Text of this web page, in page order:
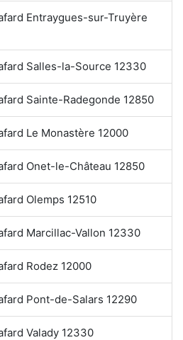
Entraygues-sur-Truyère
Salles-la-Source 12330
Sainte-Radegonde 12850
Le Monastère 12000
Onet-le-Château 12850
Olemps 12510
Marcillac-Vallon 12330
Rodez 12000
Pont-de-Salars 12290
Valady 12330